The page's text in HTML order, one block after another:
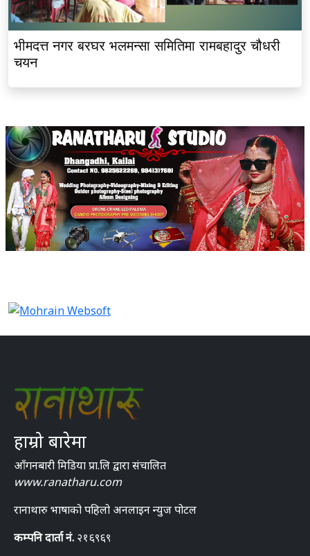
भीमदत्त नगर बरघर भलमन्सा समितिमा रामबहादुर चौधरी
चयन
हाम्रो बारेमा
आँगनबारी मिडिया प्रा.लि द्वारा संचालित
www.ranatharu.com
रानाथारु भाषाको पहिलो अनलाइन न्युज पोटल
कम्पनि दार्ता नं. २१६९६९